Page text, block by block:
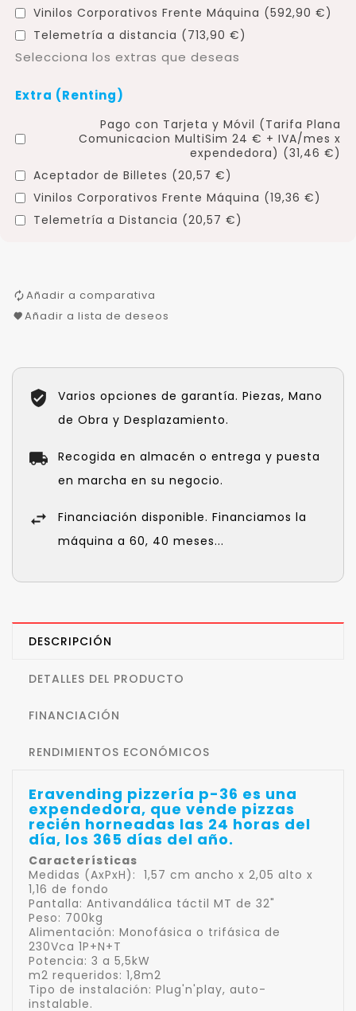
Vinilos Corporativos Frente Máquina (592,90 €)
Telemetría a distancia (713,90 €)
Selecciona los extras que deseas
Extra (Renting)
Pago con Tarjeta y Móvil (Tarifa Plana
Comunicacion MultiSim 24 € + IVA/mes x
expendedora) (31,46 €)
Aceptador de Billetes (20,57 €)
Vinilos Corporativos Frente Máquina (19,36 €)
Telemetría a Distancia (20,57 €)
Añadir a comparativa
Añadir a lista de deseos
Varios opciones de garantía. Piezas, Mano
de Obra y Desplazamiento.
Recogida en almacén o entrega y puesta
en marcha en su negocio.
Financiación disponible. Financiamos la
máquina a 60, 40 meses...
DESCRIPCIÓN
DETALLES DEL PRODUCTO
FINANCIACIÓN
RENDIMIENTOS ECONÓMICOS
Eravending pizzería p-36 es una
expendedora, que vende pizzas
recién horneadas las 24 horas del
día, los 365 días del año.
Características
Medidas (AxPxH): 1,57 cm ancho x 2,05 alto x
1,16 de fondo
Pantalla: Antivandálica táctil MT de 32"
Peso: 700kg
Alimentación: Monofásica o trifásica de
230Vca 1P+N+T
Potencia: 3 a 5,5kW
m2 requeridos: 1,8m2
Tipo de instalación: Plug'n'play, auto-
instalable.